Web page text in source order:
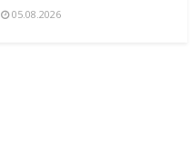
05.08.2026